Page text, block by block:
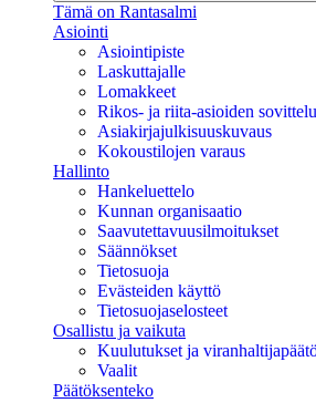
Tämä on Rantasalmi
Asiointi
Asiointipiste
Laskuttajalle
Lomakkeet
Rikos- ja riita-asioiden sovittelu
Asiakirjajulkisuuskuvaus
Kokoustilojen varaus
Hallinto
Hankeluettelo
Kunnan organisaatio
Saavutettavuusilmoitukset
Säännökset
Tietosuoja
Evästeiden käyttö
Tietosuojaselosteet
Osallistu ja vaikuta
Kuulutukset ja
Vaalit
Päätöksenteko